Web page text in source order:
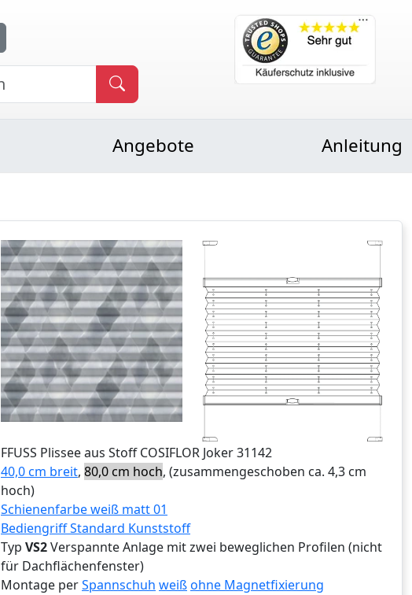
Angebote Anleitung
FFUSS Plissee aus Stoff COSIFLOR Joker 31142
40,0 cm breit, 80,0 cm hoch, (zusammengeschoben ca. 4,3 cm
hoch)
Schienenfarbe weiß matt 01
Bediengriff Standard Kunststoff
Typ VS2Verspannte Anlage mit zwei beweglichen Profilen (nicht
für Dachflächenfenster)
Montage perSpannschuh weißohne Magnetfixierung